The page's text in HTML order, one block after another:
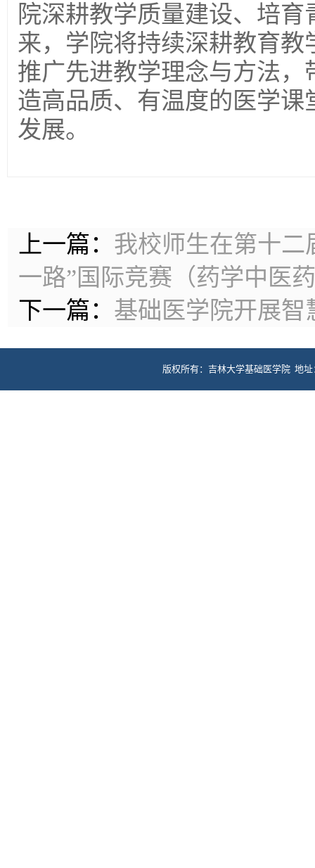
院深耕教学质量建设、培
来，学院将持续深耕教育
推广先进教学理念与方法
造高品质、有温度的医学
发展。
上一篇： 我校师生在第十二
一路”国际竞赛（药学中医
下一篇： 基础医学院开展智
版权所有：吉林大学基础医学院 地